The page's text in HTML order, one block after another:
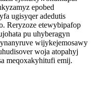
epobed
ugisyqer adedutis
Reryzoze etewybipafop
pu uhyberagyn
wijykejemosawy
woja atopahyj
meqoxakyhitufi emij.